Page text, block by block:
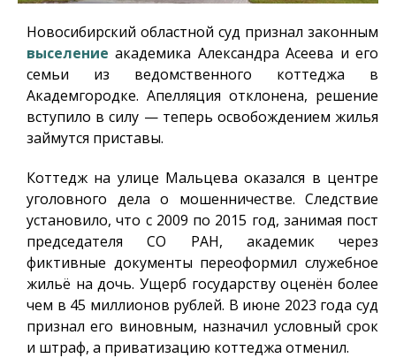
Новосибирский областной суд признал законным
выселение академика Александра Асеева и его
семьи из ведомственного коттеджа в
Академгородке. Апелляция отклонена, решение
вступило в силу — теперь освобождением жилья
займутся приставы.
Коттедж на улице Мальцева оказался в центре
уголовного дела о мошенничестве. Следствие
установило, что с 2009 по 2015 год, занимая пост
председателя СО РАН, академик через
фиктивные документы переоформил служебное
жильё на дочь. Ущерб государству оценён более
чем в 45 миллионов рублей. В июне 2023 года суд
признал его виновным, назначил условный срок
и штраф, а приватизацию коттеджа отменил.